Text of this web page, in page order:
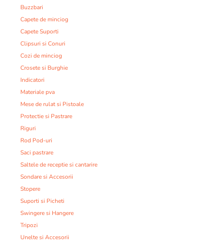
Buzzbari
Capete de minciog
Capete Suporti
Clipsuri si Conuri
Cozi de minciog
Crosete si Burghie
Indicatori
Materiale pva
Mese de rulat si Pistoale
Protectie si Pastrare
Riguri
Rod Pod-uri
Saci pastrare
Saltele de receptie si cantarire
Sondare si Accesorii
Stopere
Suporti si Picheti
Swingere si Hangere
Tripozi
Unelte si Accesorii